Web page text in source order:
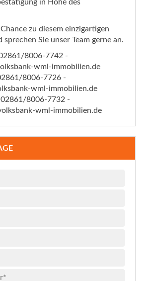
in Höhe des
zu diesem einzigartigen
sprechen Sie unser Team gerne an.
8006-7742 -
wml-immobilien.de
8006-7726 -
wml-immobilien.de
8006-7732 -
wml-immobilien.de